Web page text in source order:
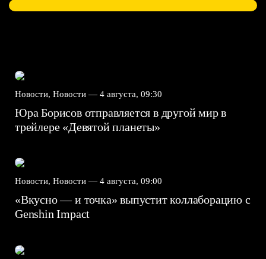
Новости, Новости — 4 августа, 09:30
Юра Борисов отправляется в другой мир в
трейлере «Девятой планеты»
Новости, Новости — 4 августа, 09:00
«Вкусно — и точка» выпустит коллаборацию с
Genshin Impact⁠⁠